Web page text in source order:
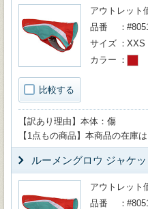
比較する
アウトレット
品番
サイズ
XXS
カラー
【訳あり理由】本体：傷
【1点もの商品】本商品の在庫
ルーメングロウ ジャケッ
アウトレット
品番